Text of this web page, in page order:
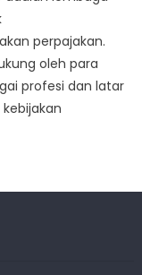
perpajakan.
oleh para
profesi dan latar